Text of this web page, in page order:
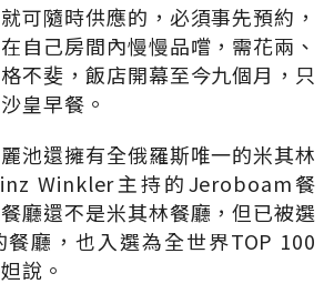
可隨時供應的，必須事先預約，
自己房間內慢慢品嚐，需花兩、
不斐，飯店開幕至今九個月，只
皇早餐。
池還擁有全俄羅斯唯一的米其林
Winkler主持的Jeroboam餐
廳還不是米其林餐廳，但已被選
廳，也入選為全世界TOP 100
說。